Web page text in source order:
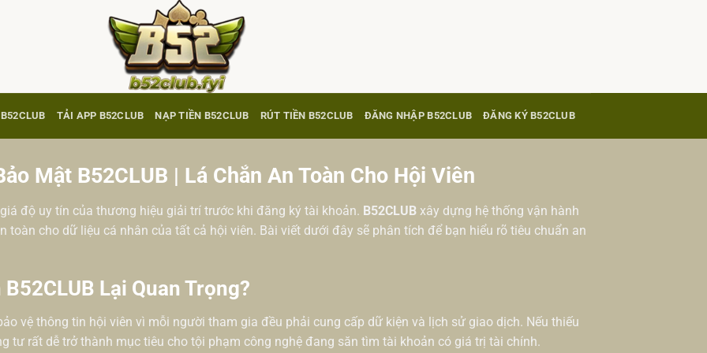
TẢI APP B52CLUB NẠP TIỀN B52CLUB RÚT TIỀN B52CLUB ĐĂNG NHẬP B52CLUB ĐĂNG KÝ B52CLUB
Mật B52CLUB | Lá Chắn An Toàn Cho Hội Viên
độ uy tín của thương hiệu giải trí trước khi đăng ký tài khoản. B52CLUB xây dựng hệ thống vận hành
toàn cho dữ liệu cá nhân của tất cả hội viên. Bài viết dưới đây sẽ phân tích để bạn hiểu rõ tiêu chuẩn an
Lại Quan Trọng?
vệ thông tin hội viên vì mỗi người tham gia đều phải cung cấp dữ kiện và lịch sử giao dịch. Nếu thiếu
tư rất dễ trở thành mục tiêu cho tội phạm công nghệ đang săn tìm tài khoản có giá trị tài chính.